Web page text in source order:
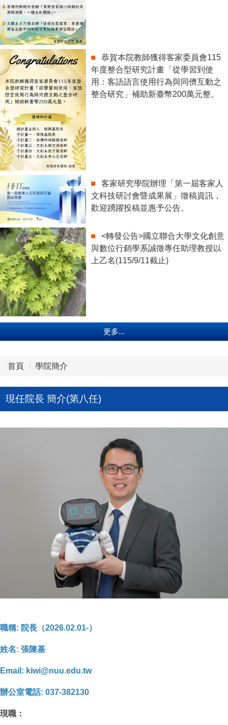
恭賀本院教師獲得客家委員會115
年度整合型研究計畫「從學習到使
用：客語語言使用行為與同儕互動之
整合研究」補助新臺幣200萬元整。
客家研究學院辦理「第一屆客家人
文科技研討會暨成果展」徵稿資訊，
歡迎踴躍投稿並惠予公告。
<轉發公告>國立聯合大學文化創意
與數位行銷學系誠徵專任助理教授以
上乙名(115/9/11截止)
更多...
首頁 學院簡介
現任院長 簡介(第八任)
職稱: 院長（2026.02.01-）
姓名: 張陳基
Email: kiwi@nuu.edu.tw
辦公室電話: 037-382130
現職：